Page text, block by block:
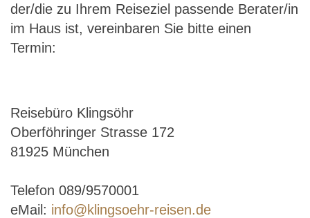
der/die zu Ihrem Reiseziel passende Berater/in
im Haus ist, vereinbaren Sie bitte einen
Termin:
Reisebüro Klingsöhr
Oberföhringer Strasse 172
81925 München
Telefon 089/9570001
eMail: info@klingsoehr-reisen.de